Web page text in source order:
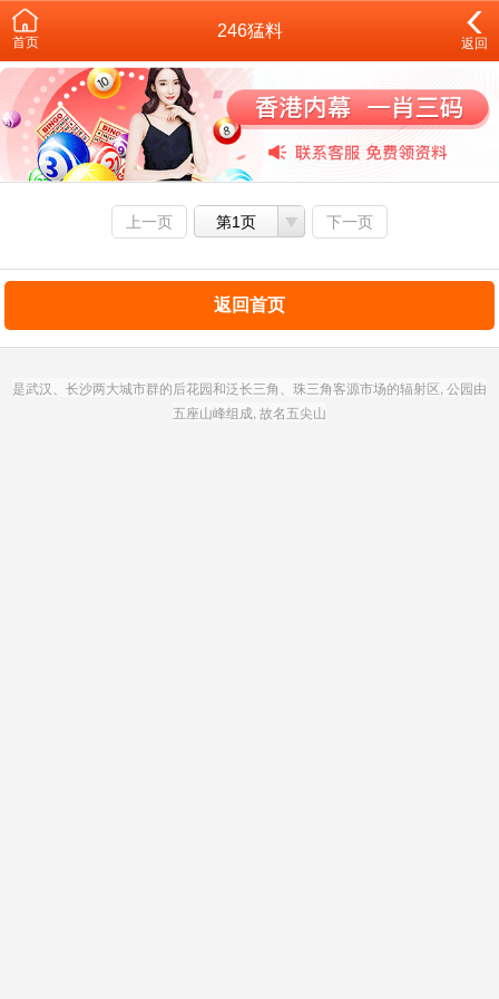
首页
246猛料
返回
上一页 第1页 下一页
返回首页
是武汉、长沙两大城市群的后花园和泛长三角、珠三角客源市场的辐射区, 公园由
五座山峰组成, 故名五尖山